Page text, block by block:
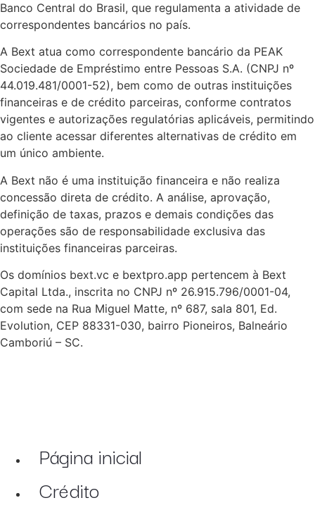
Banco Central do Brasil, que regulamenta a atividade de
correspondentes bancários no país.
A Bext atua como correspondente bancário da PEAK
Sociedade de Empréstimo entre Pessoas S.A. (CNPJ nº
44.019.481/0001-52), bem como de outras instituições
financeiras e de crédito parceiras, conforme contratos
vigentes e autorizações regulatórias aplicáveis, permitindo
ao cliente acessar diferentes alternativas de crédito em
um único ambiente.
A Bext não é uma instituição financeira e não realiza
concessão direta de crédito. A análise, aprovação,
definição de taxas, prazos e demais condições das
operações são de responsabilidade exclusiva das
instituições financeiras parceiras.
Os domínios bext.vc e bextpro.app pertencem à Bext
Capital Ltda., inscrita no CNPJ nº 26.915.796/0001-04,
com sede na Rua Miguel Matte, nº 687, sala 801, Ed.
Evolution, CEP 88331-030, bairro Pioneiros, Balneário
Camboriú – SC.
Página inicial
Crédito